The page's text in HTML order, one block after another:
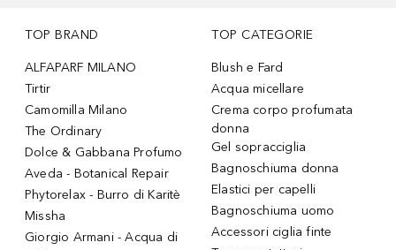
TOP BRAND
ALFAPARF MILANO
Tirtir
Camomilla Milano
The Ordinary
Dolce & Gabbana Profumo
Aveda - Botanical Repair
Phytorelax - Burro di Karitè
Missha
Giorgio Armani - Acqua di
TOP CATEGORIE
Blush e Fard
Acqua micellare
Crema corpo profumata
donna
Gel sopracciglia
Bagnoschiuma donna
Elastici per capelli
Bagnoschiuma uomo
Accessori ciglia finte